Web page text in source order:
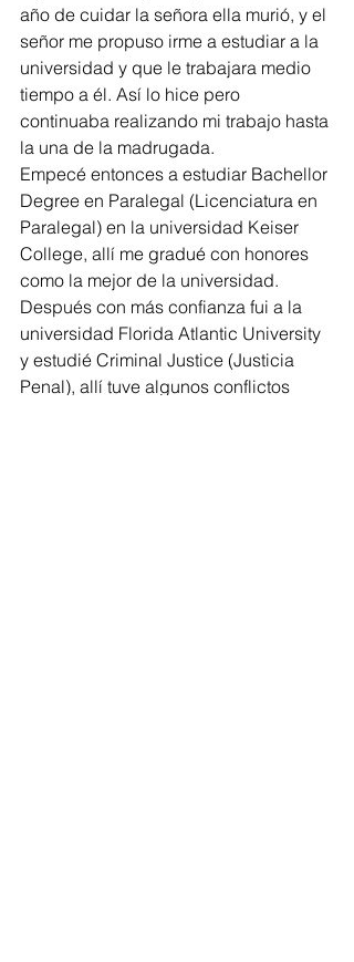
año de cuidar la señora ella murió, y el
señor me propuso irme a estudiar a la
universidad y que le trabajara medio
tiempo a él. Así lo hice pero
continuaba realizando mi trabajo hasta
la una de la madrugada.
Empecé entonces a estudiar Bachellor
Degree en Paralegal (Licenciatura en
Paralegal) en la universidad Keiser
College, allí me gradué con honores
como la mejor de la universidad.
Después con más confianza fui a la
universidad Florida Atlantic University
y estudié Criminal Justice (Justicia
Penal), allí tuve algunos conflictos